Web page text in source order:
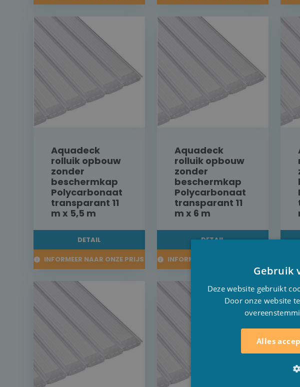
Aquadeck
rolluik opbouw
zonder
beschermkap
Polycarbonaat
transparant 11
m x 5,5 m
DETAIL
INFORMEER NAAR ONZE PRIJS
Aquadeck
rolluik opbouw
zonder
beschermkap
Polycarbonaat
transparant 11
m x 6 m
DETAIL
INFORMEER NAAR ONZE PRIJS
Gebruik
Deze website gebruikt
Door onze website
Alles